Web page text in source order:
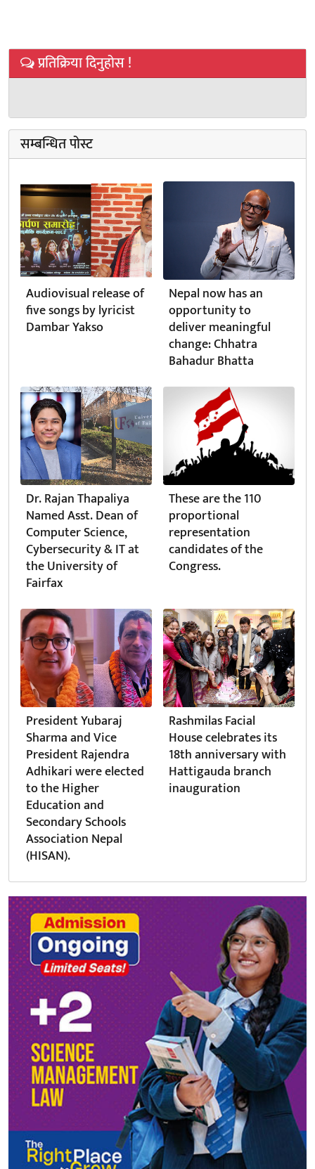
प्रतिक्रिया दिनुहोस !
सम्बन्धित पोस्ट
Audiovisual release of
five songs by lyricist
Dambar Yakso
Nepal now has an
opportunity to
deliver meaningful
change: Chhatra
Bahadur Bhatta
Dr. Rajan Thapaliya
Named Asst. Dean of
Computer Science,
Cybersecurity & IT at
the University of
Fairfax
These are the 110
proportional
representation
candidates of the
Congress.
President Yubaraj
Sharma and Vice
President Rajendra
Adhikari were elected
to the Higher
Education and
Secondary Schools
Association Nepal
(HISAN).
Rashmilas Facial
House celebrates its
18th anniversary with
Hattigauda branch
inauguration